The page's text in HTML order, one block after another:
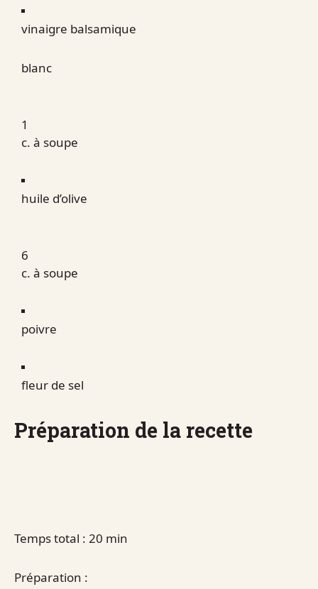
vinaigre balsamique
blanc
1
c. à soupe
huile d’olive
6
c. à soupe
poivre
fleur de sel
Préparation de la recette
Temps total : 20 min
Préparation :